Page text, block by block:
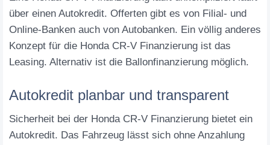
über einen Autokredit. Offerten gibt es von Filial- und
Online-Banken auch von Autobanken. Ein völlig anderes
Konzept für die Honda CR-V Finanzierung ist das
Leasing. Alternativ ist die Ballonfinanzierung möglich.
Autokredit planbar und transparent
Sicherheit bei der Honda CR-V Finanzierung bietet ein
Autokredit. Das Fahrzeug lässt sich ohne Anzahlung